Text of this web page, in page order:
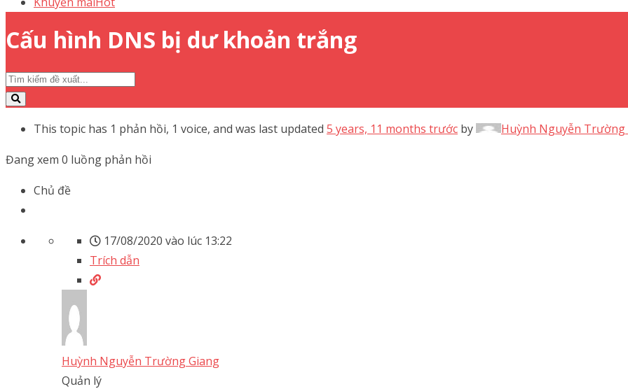
Cấu hình DNS bị dư khoản trắng
This topic has 1 phản hồi, 1 voice, and was last updated 5 years, 11 months trước by Huỳnh Nguyễn Trường
Đang xem 0 luồng phản hồi
Chủ đề
17/08/2020 vào lúc 13:22
Trích dẫn
Huỳnh Nguyễn Trường Giang
Quản lý